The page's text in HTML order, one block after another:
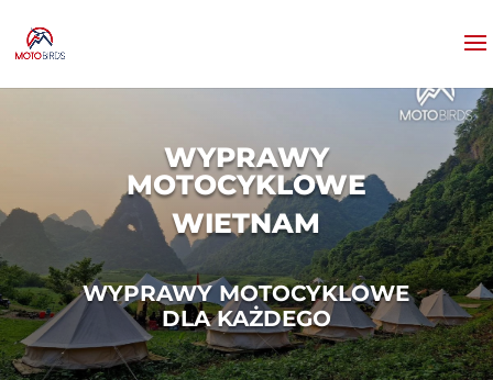
WYPRAWY
MOTOCYKLOWE
WIETNAM
WYPRAWY MOTOCYKLOWE
DLA KAŻDEGO